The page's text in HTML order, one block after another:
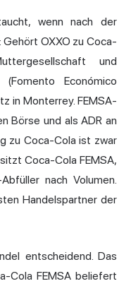
wenn nach der
OXXO zu Coca-
und
Económico
in Monterrey. FEMSA-
Börse und als ADR an
zu Coca-Cola ist zwar
Coca-Cola FEMSA,
nach Volumen.
Handelspartner der
entscheidend. Das
Cola FEMSA beliefert